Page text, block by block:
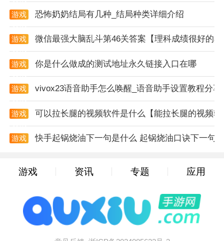
1. 熟悉角色技能：玩家需要熟悉自己所扮演角色的技能
2. 掌握战斗节奏：在战斗中，玩家需要掌握节奏，合理
利用攻击和防御技巧，避免被敌人击败。
3. 观察敌人特点：不同的敌人拥有不同的特点和攻击方
式，玩家需要观察并适应敌人的攻击模式，制定相应的
战斗策略。
4. 合理利用资源：游戏中的资源是有限的，玩家需要合
理利用资源来提升自己的角色和装备。
游戏攻略
一，完成主线任务可以解锁新的区域和剧情，同时获得
大量的经验值和资源。
游戏
恐怖奶奶结局有几种_结局种类详细介绍
游戏
微信最强大脑乱斗第46关答案【理科成绩很好的
游戏
你是什么做成的测试地址永久链接入口在哪
游戏
vivox23语音助手怎么唤醒_语音助手设置教程分享
游戏
可以拉长腿的视频软件是什么【能拉长腿的视频
游戏
快手起锅烧油下一句是什么 起锅烧油口诀下一句
游戏 资讯 专题 应用